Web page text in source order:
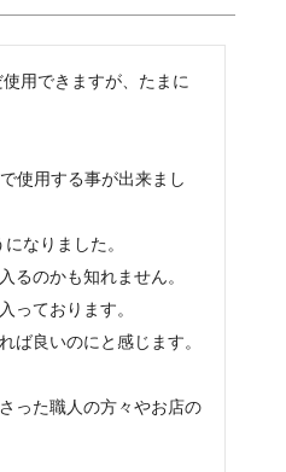
用できますが、たまに
使用する事が出来まし
なりました。
るのかも知れません。
っております。
ば良いのにと感じます。
った職人の方々やお店の